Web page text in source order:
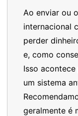
Ao enviar ou
internacional
perder
e, como
Isso
um sistema
geralmente é